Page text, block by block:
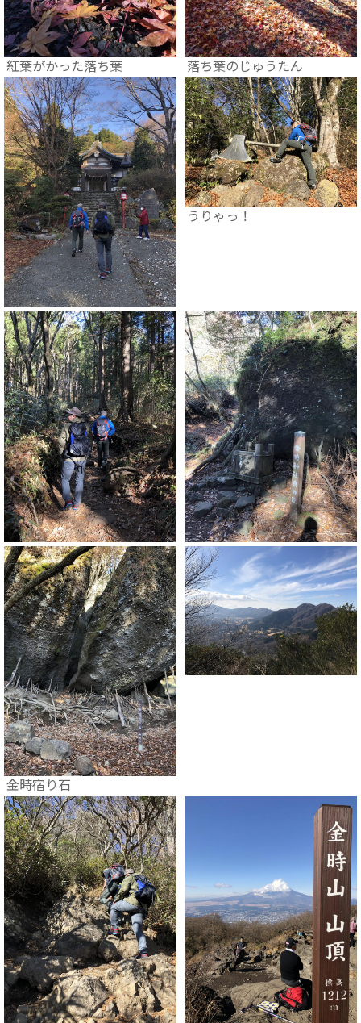
紅葉がかった落ち葉 落ち葉のじゅうたん
うりゃっ！
金時宿り石